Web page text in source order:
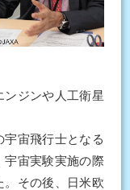
ジンや人工衛星
宙飛行士となる
宇宙実験実施の際
。その後、日米欧